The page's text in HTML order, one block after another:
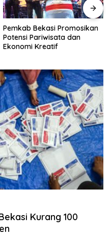
Pemkab Bekasi Promosikan
Potensi Pariwisata dan
Ekonomi Kreatif
Kurang 100